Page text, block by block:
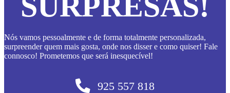
Nós vamos pessoalmente e de forma totalmente personalizada,
surpreender quem mais gosta, onde nos disser e como quiser! Fale
connosco! Prometemos que será inesquecível!
925 557 818